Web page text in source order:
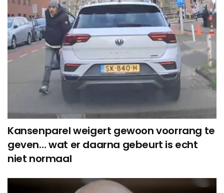
Kansenparel weigert gewoon voorrang te
geven… wat er daarna gebeurt is echt
niet normaal